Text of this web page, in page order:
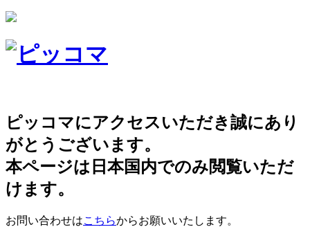
ピッコマにアクセスいただき誠にあり
がとうございます。
本ページは日本国内でのみ閲覧いただ
けます。
お問い合わせはこちらからお願いいたします。